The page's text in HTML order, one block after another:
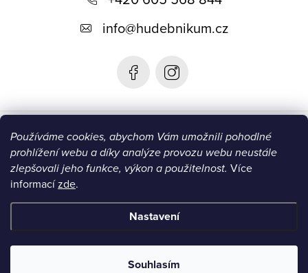
Používáme cookies, abychom Vám umožnili pohodlné
prohlížení webu a díky analýze provozu webu neustále
zlepšovali jeho funkce, výkon a použitelnost. Více
informacízde.
Nastavení
Souhlasím
info@hudebnikum.cz
Informace
Blog
Instagram
Copyright 2026HUDEBNIKUM.CZ. Všechna práva vyhrazena.